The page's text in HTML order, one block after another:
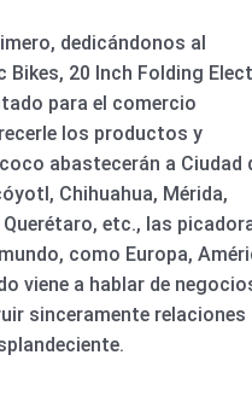
dedicándonos al
Bikes, 20 Inch Folding
para el comercio
los productos y
abastecerán a Ciudad
Chihuahua, Mérida,
etc., las
como Europa,
viene a hablar de
sinceramente relaciones